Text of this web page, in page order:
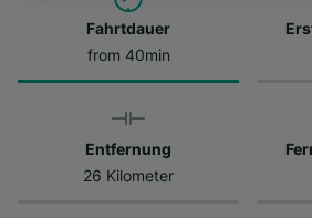
Fahrtdauer
from 40min
Entfernung
26 Kilometer
Datenschutzrichtlinie. Diese
werden unseren Partnern
haben keinen Einfluss auf
Daten werden nicht für
verwendet, wenn Sie uns
Surfverhalten nicht zu